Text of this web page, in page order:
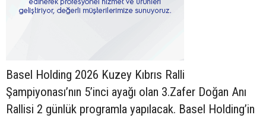
Basel Holding 2026 Kuzey Kıbrıs Ralli
Şampiyonası’nın 5’inci ayağı olan 3.Zafer Doğan Anı
Rallisi 2 günlük programla yapılacak. Basel Holding’in